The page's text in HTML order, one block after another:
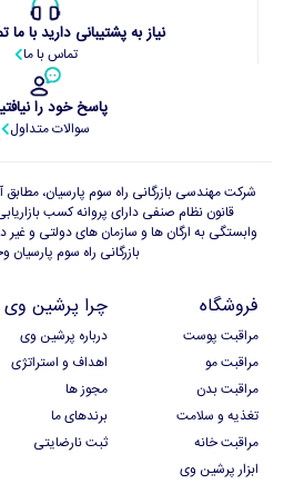
نیاز به پشتیبانی دارید با
تماس با ما
پاسخ خود را
سوالات متداول
قانون نظام صنفی دارای پروانه کسب
وابستگی به ارگان ها و سازمان های دولتی و
بازرگانی راه سوم پارسیان
فروشگاه
مراقبت پوست
مراقبت مو
مراقبت بدن
تغذیه و سلامت
مراقبت خانه
ابزار پرشین وی
چرا پرشین وی
درباره پرشین وی
اهداف و استراتژی
مجوز ها
برندهای ما
ثبت نارضایتی